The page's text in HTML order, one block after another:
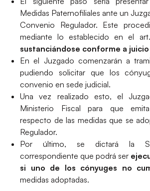
Medidas Paternofiliales ante un
Convenio Regulador. Este
mediante lo establecido en el
sustanciándose conforme a
En el Juzgado comenzarán a
pudiendo solicitar que los
convenio en sede judicial.
Una vez realizado esto, el
Ministerio Fiscal para que
respecto de las medidas que se
Regulador.
Por último, se dictará la
correspondiente que podrá ser
si uno de los cónyuges no
medidas adoptadas.